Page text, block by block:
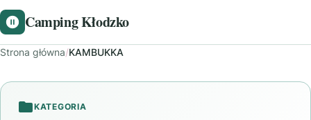
Camping Kłodzko
Strona główna/KAMBUKKA
KATEGORIA